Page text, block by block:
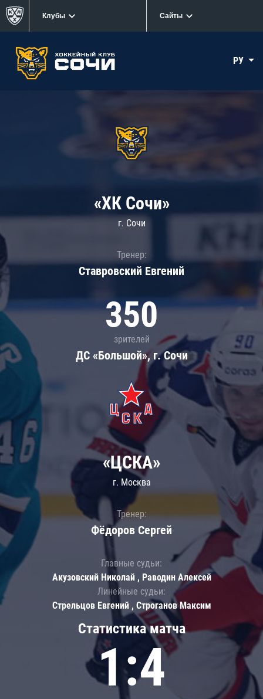
Клубы Сайты
РУ
«ХК Сочи»
г. Сочи
Тренер:
Ставровский Евгений
350
зрителей
ДС «Большой», г. Сочи
Статистика матча
1:4
«ЦСКА»
г. Москва
Тренер:
Фёдоров Сергей
Главные судьи:
Акузовский Николай , Раводин Алексей
Линейные судьи:
Стрельцов Евгений , Строганов Максим